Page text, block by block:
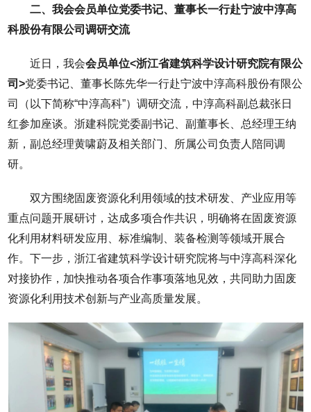
二、我会会员单位党委书记、董事长一行赴宁波中淳高
科股份有限公司调研交流
近日，我会会员单位<浙江省建筑科学设计研究院有限公
司>党委书记、董事长陈先华一行赴宁波中淳高科股份有限公
司（以下简称“中淳高科”）调研交流，中淳高科副总裁张日
红参加座谈。浙建科院党委副书记、副董事长、总经理王纳
新，副总经理黄啸蔚及相关部门、所属公司负责人陪同调
研。
双方围绕固废资源化利用领域的技术研发、产业应用等
重点问题开展研讨，达成多项合作共识，明确将在固废资源
化利用材料研发应用、标准编制、装备检测等领域开展合
作。下一步，浙江省建筑科学设计研究院将与中淳高科深化
对接协作，加快推动各项合作事项落地见效，共同助力固废
资源化利用技术创新与产业高质量发展。